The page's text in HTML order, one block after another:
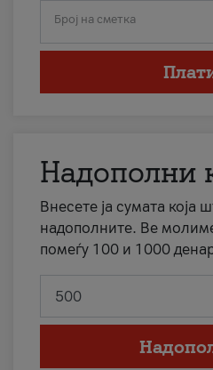
Број на сметка
Надополни
Внесете ја сумата која
надополните. Ве
помеѓу 100 и 1000